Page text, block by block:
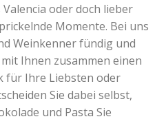
oder doch lieber
Momente. Bei uns
Weinkenner fündig und
Ihnen zusammen einen
für Ihre Liebsten oder
Sie dabei selbst,
und Pasta Sie